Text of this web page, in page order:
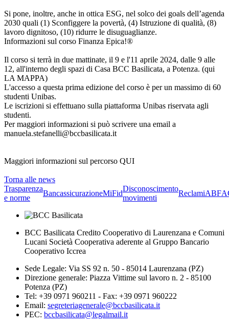
Si pone, inoltre, anche in ottica ESG, nel solco dei goals dell’agenda
2030 quali (1) Sconfiggere la povertà, (4) Istruzione di qualità, (8)
lavoro dignitoso, (10) ridurre le disuguaglianze.
Informazioni sul corso Finanza Epica!®
Il corso si terrà in due mattinate, il 9 e l'11 aprile 2024, dalle 9 alle
12, all'interno degli spazi di Casa BCC Basilicata, a Potenza. (qui
LA MAPPA)
L'accesso a questa prima edizione del corso è per un massimo di 60
studenti Unibas.
Le iscrizioni si effettuano sulla piattaforma Unibas riservata agli
studenti.
Per maggiori informazioni si può scrivere una email a
manuela.stefanelli@bccbasilicata.it
Maggiori informazioni sul percorso QUI
Torna alle news
Trasparenza
e norme
BancassicurazioneMiFid
Disconoscimento
movimenti
ReclamiABF
BCC Basilicata Credito Cooperativo di Laurenzana e Comuni
Lucani Società Cooperativa aderente al Gruppo Bancario
Cooperativo Iccrea
Sede Legale: Via SS 92 n. 50 - 85014 Laurenzana (PZ)
Direzione generale: Piazza Vittime sul lavoro n. 2 - 85100
Potenza (PZ)
Tel: +39 0971 960211 - Fax: +39 0971 960222
Email: segreteriagenerale@bccbasilicata.it
PEC: bccbasilicata@legalmail.it